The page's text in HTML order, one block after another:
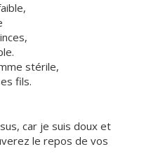
stérile,
fils.
car je suis doux et
le repos de vos